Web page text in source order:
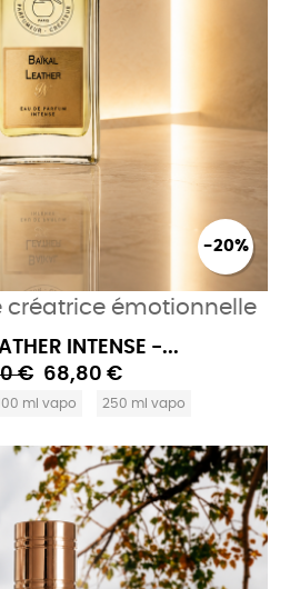
-20%
créatrice émotionnelle
INTENSE -...
€ 68,80 €
ml vapo 250 ml vapo